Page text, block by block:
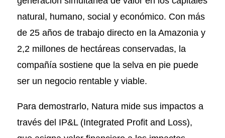
natural, humano, social y económico. Con más
de 25 años de trabajo directo en la Amazonia y
2,2 millones de hectáreas conservadas, la
compañía sostiene que la selva en pie puede
ser un negocio rentable y viable.
Para demostrarlo, Natura mide sus impactos a
través del IP&L (Integrated Profit and Loss),